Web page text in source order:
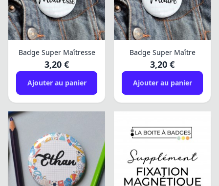
Badge Super Maîtresse
3,20 €
Ajouter au panier
Badge Super Maître
3,20 €
Ajouter au panier